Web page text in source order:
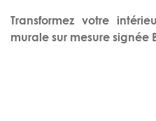
Transformez votre
murale sur mesure signée